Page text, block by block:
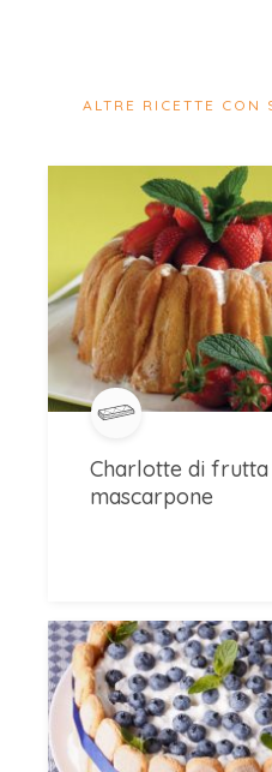
ALTRE RICETTE CON
Charlotte di frutta
mascarpone